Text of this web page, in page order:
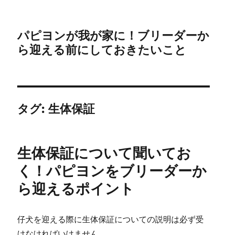
パピヨンが我が家に！ブリーダーか
ら迎える前にしておきたいこと
タグ:生体保証
生体保証について聞いてお
く！パピヨンをブリーダーか
ら迎えるポイント
仔犬を迎える際に生体保証についての説明は必ず受